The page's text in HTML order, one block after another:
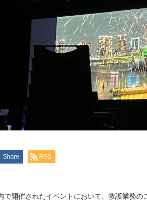
Share RSS
で開催されたイベントにおいて、救護業務